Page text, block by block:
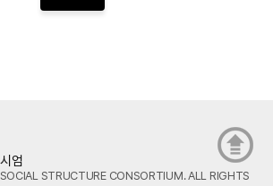
엄
STRUCTURE CONSORTIUM. ALL RIGHTS